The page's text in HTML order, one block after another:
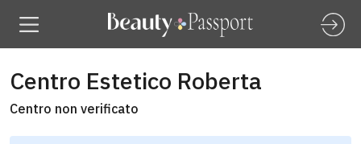
Centro Estetico Roberta
Centro non verificato